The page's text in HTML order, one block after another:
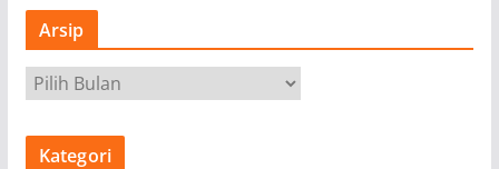
Arsip
r
s
Kategori